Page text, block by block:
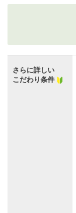
さらに詳しい
こだわり条件